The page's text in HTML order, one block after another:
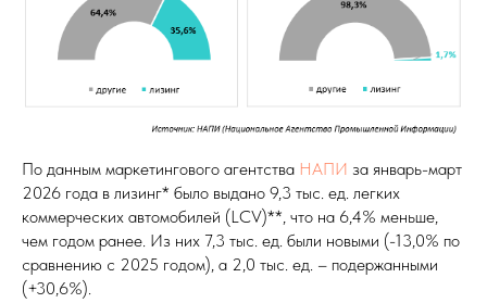
По данным маркетингового агентства НАПИ за январь-март
2026 года в лизинг* было выдано 9,3 тыс. ед. легких
коммерческих автомобилей (LCV)**, что на 6,4% меньше,
чем годом ранее. Из них 7,3 тыс. ед. были новыми (-13,0% по
сравнению с 2025 годом), а 2,0 тыс. ед. – подержанными
(+30,6%).